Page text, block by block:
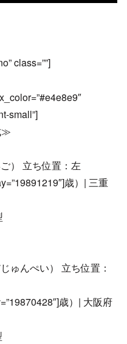
class=””]
small”]
≫
） 立ち位置：左
歳）| 三重
ゅんぺい） 立ち位置：
歳）| 大阪府